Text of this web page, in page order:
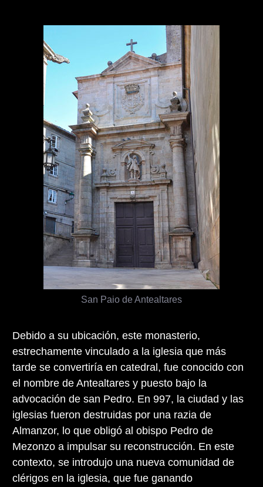
San Paio de Antealtares
Debido a su ubicación, este monasterio,
estrechamente vinculado a la iglesia que más
tarde se convertiría en catedral, fue conocido con
el nombre de Antealtares y puesto bajo la
advocación de san Pedro. En 997, la ciudad y las
iglesias fueron destruidas por una razia de
Almanzor, lo que obligó al obispo Pedro de
Mezonzo a impulsar su reconstrucción. En este
contexto, se introdujo una nueva comunidad de
clérigos en la iglesia, que fue ganando